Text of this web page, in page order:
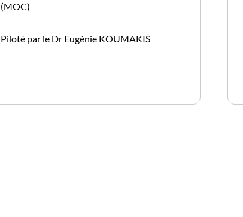
(MOC)
Piloté par le Dr Eugénie KOUMAKIS